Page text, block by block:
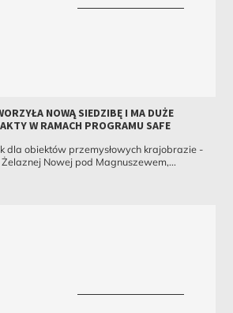
NOWĄ SIEDZIBĘ I MA DUŻE
W RAMACH PROGRAMU SAFE
dla obiektów przemysłowych krajobrazie -
Nowej pod Magnuszewem,...